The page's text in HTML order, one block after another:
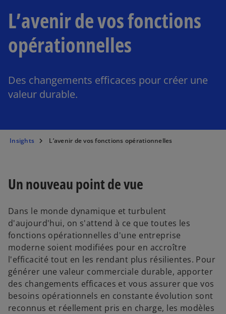
L’avenir de vos fonctions
opérationnelles
Des changements efficaces pour créer une
valeur durable.
Insights L’avenir de vos fonctions opérationnelles
Un nouveau point de vue
Dans le monde dynamique et turbulent
d'aujourd'hui, on s'attend à ce que toutes les
fonctions opérationnelles d'une entreprise
moderne soient modifiées pour en accroître
l'efficacité tout en les rendant plus résilientes. Pour
générer une valeur commerciale durable, apporter
des changements efficaces et vous assurer que vos
besoins opérationnels en constante évolution sont
reconnus et réellement pris en charge, les modèles